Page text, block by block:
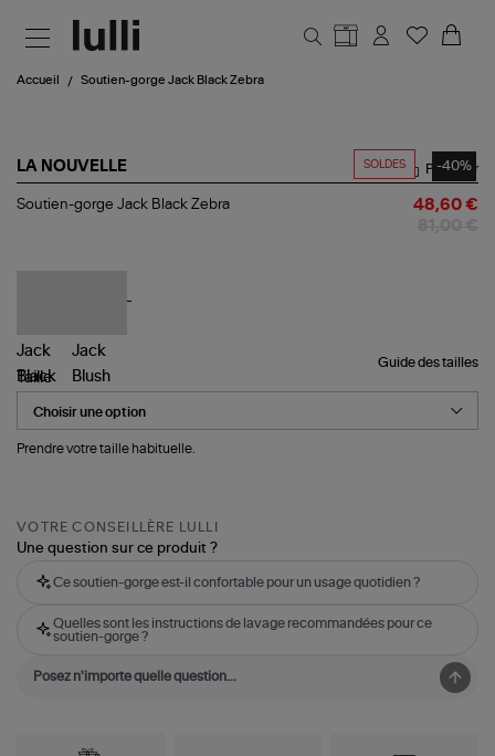
Accueil Soutien-gorge Jack Black Zebra
SOLDES -40%
LA NOUVELLE
Soutien-
Partager
Soutien-gorge Jack Black Zebra 48,60 €
Guide des tailles
Taille
Prendre votre taille habituelle.
VOTRE CONSEILLÈRE LULLI
Une question sur ce produit ?
Ce soutien-gorge est-il confortable pour un usage quotidien ?
Quelles sont les instructions de lavage recommandées pour ce
soutien-gorge ?